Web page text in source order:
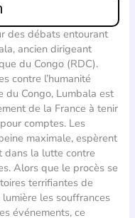
des débats entourant
ancien dirigeant
du Congo (RDC).
contre l’humanité
du Congo, Lumbala est
de la France à tenir
comptes. Les
maximale, espèrent
dans la lutte contre
Alors que le procès se
terrifiantes de
les souffrances
événements, ce